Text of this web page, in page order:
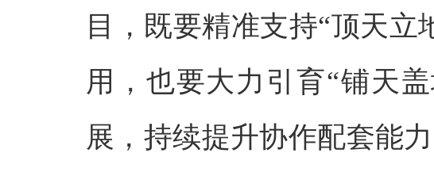
目，既要精准支持“顶天
用，也要大力引育“铺天
展，持续提升协作配套能